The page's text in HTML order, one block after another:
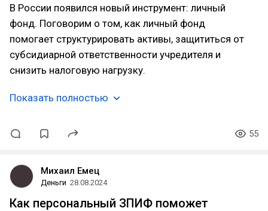
В России появился новый инструмент: личный
фонд. Поговорим о том, как личный фонд
помогает структурировать активы, защититься от
субсидиарной ответственности учредителя и
снизить налоговую нагрузку.
Показать полностью
55
Михаил Емец
Деньги 28.08.2024
Как персональный ЗПИФ поможет